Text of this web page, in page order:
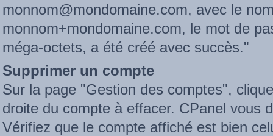
monnom@mondomaine.com, avec le
monnom+mondomaine.com, le mot de
méga-octets, a été créé avec succès."
Supprimer un compte
Sur la page "Gestion des comptes",
droite du compte à effacer. CPanel vous
Vérifiez que le compte affiché est bien